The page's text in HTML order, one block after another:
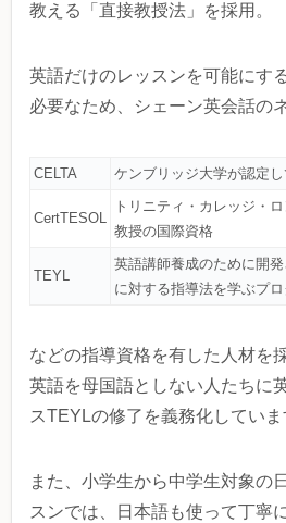
教える「直接教授法」を採用。
英語だけのレッスンを可能にす
必要なため、シェーン英会話の
CELTA ケンブリッジ大学が認定
CertTESOL
トリニティ・カレッジ・
教授の国際資格
TEYL
英語講師養成のために開
に対する指導法を学ぶプ
などの指導資格を有した人材を
英語を母国語としない人たちに
スTEYLの修了を義務化していま
また、小学生から中学生対象の
スンでは、日本語も使って丁寧